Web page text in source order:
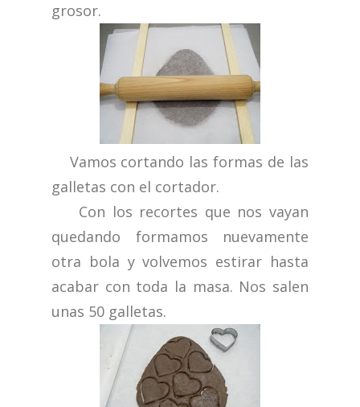
grosor.
Vamos cortando las formas de las
galletas con el cortador.
Con los recortes que nos vayan
quedando formamos nuevamente
otra bola y volvemos estirar hasta
acabar con toda la masa. Nos salen
unas 50 galletas.